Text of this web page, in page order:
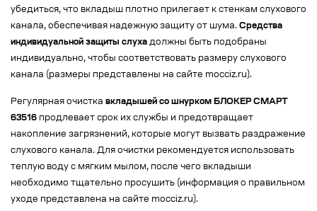
убедиться, что вкладыш плотно прилегает к стенкам слухового
канала, обеспечивая надежную защиту от шума. Средства
индивидуальной защиты слуха должны быть подобраны
индивидуально, чтобы соответствовать размеру слухового
канала (размеры представлены на сайте mocciz.ru).
Регулярная очистка вкладышей со шнурком БЛОКЕР СМАРТ
63516 продлевает срок их службы и предотвращает
накопление загрязнений, которые могут вызвать раздражение
слухового канала. Для очистки рекомендуется использовать
теплую воду с мягким мылом, после чего вкладыши
необходимо тщательно просушить (информация о правильном
уходе представлена на сайте mocciz.ru).